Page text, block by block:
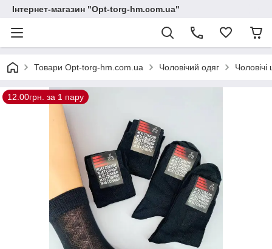
Інтернет-магазин "Opt-torg-hm.com.ua"
Товари Opt-torg-hm.com.ua Чоловічий одяг
12.00грн. за 1 пару